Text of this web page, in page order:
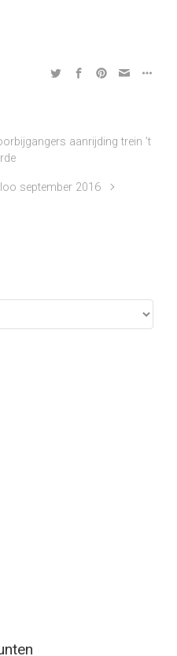
aanrijding trein ’t
september 2016